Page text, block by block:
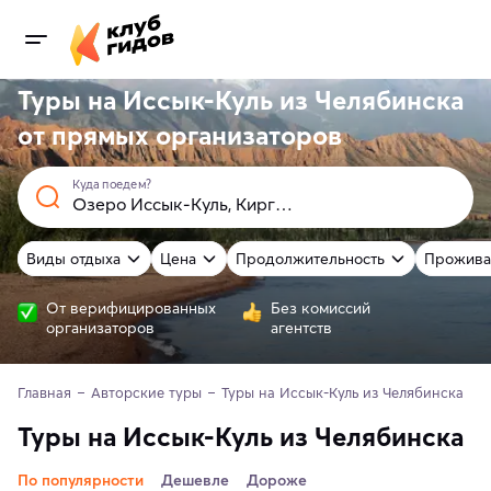
Туры на Иссык-Куль из Челябинска
отпрямыхорганизаторов
Куда поедем?
Виды отдыха Цена Продолжительность
От верифицированных
организаторов
Без комиссий
агентств
Главная Авторские туры Туры на Иссык-Куль из Челябинска
Туры на Иссык-Куль из Челябинска
По популярности Дешевле Дороже